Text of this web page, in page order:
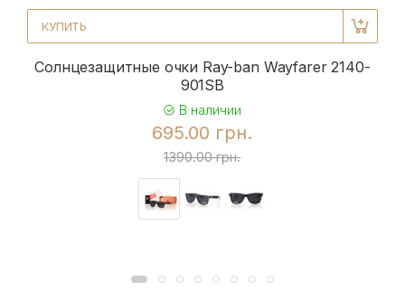
КУПИТЬ
Солнцезащитные очки Ray-ban Wayfarer 2140-
901SB
В наличии
695.00 грн.
1390.00 грн.